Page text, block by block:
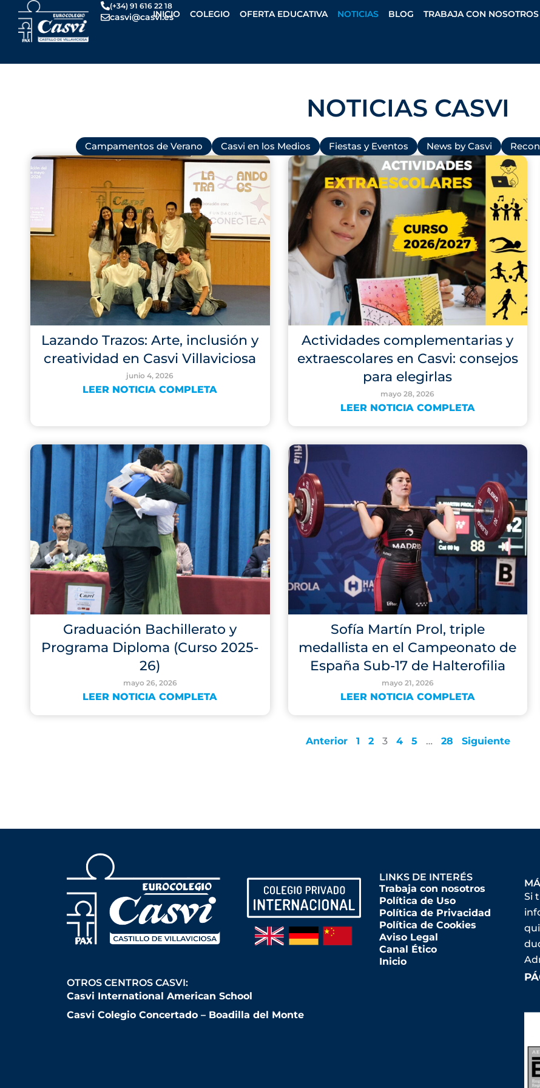
contenido
(+34) 91 616 22 18
casvi@casvi.es
INICIO COLEGIO OFERTA EDUCATIVA NOTICIAS BLOG TRABAJA CON NOSOTROS
NOTICIAS CASVI
Campamentos de Verano Casvi en los Medios Fiestas y Eventos News by Casvi
Lazando Trazos: Arte, inclusión y
creatividad en Casvi Villaviciosa
junio 4, 2026
LEER NOTICIA COMPLETA
Actividades complementarias y
extraescolares en Casvi: consejos
para elegirlas
mayo 28, 2026
LEER NOTICIA COMPLETA
Graduación Bachillerato y
Programa Diploma (Curso 2025-
26)
mayo 26, 2026
LEER NOTICIA COMPLETA
Sofía Martín Prol, triple
medallista en el Campeonato de
España Sub-17 de Halterofilia
mayo 21, 2026
LEER NOTICIA COMPLETA
Anterior
P
a
e
1
P
a
g
e
2
P
a
g
3
P
a
4
P
a
e
5 …
P
a
e
28 Siguiente
OTROS CENTROS CASVI:
Casvi International American School
Casvi Colegio Concertado – Boadilla del Monte
LINKS DE INTERÉS
Trabaja con nosotros
Política de Uso
Política de Privacidad
Política de Cookies
Aviso Legal
Canal Ético
Inicio
Si